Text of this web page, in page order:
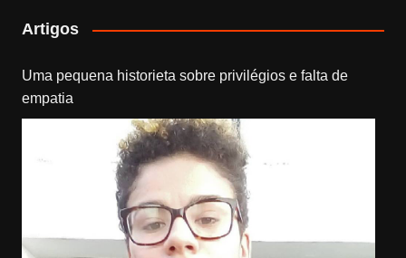
Artigos
Uma pequena historieta sobre privilégios e falta de
empatia